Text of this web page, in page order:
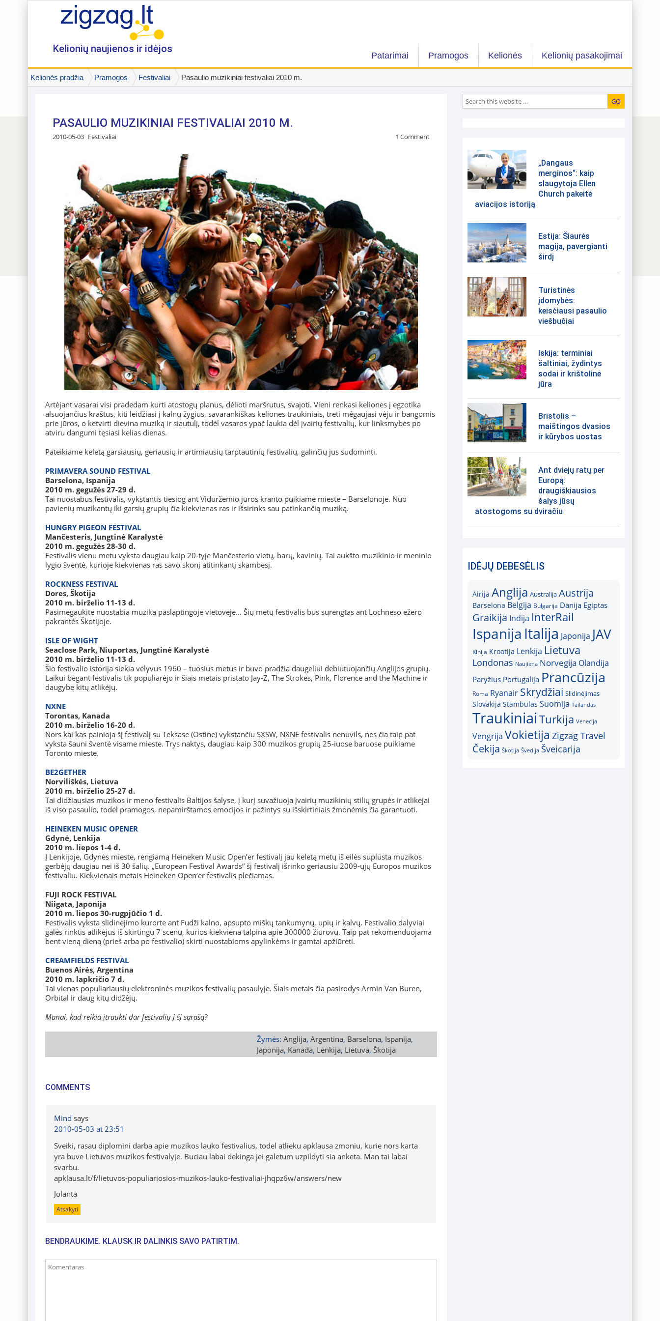
Kelionių naujienos ir idėjos
Patarimai Pramogos Kelionės Kelionių pasakojimai
Kelionės pradžia Pramogos Festivaliai Pasaulio muzikiniai festivaliai 2010 m.
PASAULIO MUZIKINIAI FESTIVALIAI 2010 M.
2010-05-03 Festivaliai 1 Comment
Artėjant vasarai visi pradedam kurti atostogų planus, dėlioti maršrutus, svajoti. Vieni renkasi keliones į egzotika
alsuojančius kraštus, kiti leidžiasi į kalnų žygius, savarankiškas keliones traukiniais, treti mėgaujasi vėju ir bangomis
prie jūros, o ketvirti dievina muziką ir siautulį, todėl vasaros ypač laukia dėl įvairių festivalių, kur linksmybės po
atviru dangumi tęsiasi kelias dienas.
Pateikiame keletą garsiausių, geriausių ir artimiausių tarptautinių festivalių, galinčių jus sudominti.
PRIMAVERA SOUND FESTIVAL
Barselona, Ispanija
2010 m. gegužės 27-29 d.
Tai nuostabus festivalis, vykstantis tiesiog ant Viduržemio jūros kranto puikiame mieste – Barselonoje. Nuo
pavienių muzikantų iki garsių grupių čia kiekvienas ras ir išsirinks sau patinkančią muziką.
HUNGRY PIGEON FESTIVAL
Mančesteris, Jungtinė Karalystė
2010 m. gegužės 28-30 d.
Festivalis vienu metu vyksta daugiau kaip 20-tyje Mančesterio vietų, barų, kavinių. Tai aukšto muzikinio ir meninio
lygio šventė, kurioje kiekvienas ras savo skonį atitinkantį skambesį.
ROCKNESS FESTIVAL
Dores, Škotija
2010 m. birželio 11-13 d.
Pasimėgaukite nuostabia muzika paslaptingoje vietovėje… Šių metų festivalis bus surengtas ant Lochneso ežero
pakrantės Škotijoje.
ISLE OF WIGHT
Seaclose Park, Niuportas, Jungtinė Karalystė
2010 m. birželio 11-13 d.
Šio festivalio istorija siekia vėlyvus 1960 – tuosius metus ir buvo pradžia daugeliui debiutuojančių Anglijos grupių.
Laikui bėgant festivalis tik populiarėjo ir šiais metais pristato Jay-Z, The Strokes, Pink, Florence and the Machine ir
daugybę kitų atlikėjų.
NXNE
Torontas, Kanada
2010 m. birželio 16-20 d.
Nors kai kas painioja šį festivalį su Teksase (Ostine) vykstančiu SXSW, NXNE festivalis nenuvils, nes čia taip pat
vyksta šauni šventė visame mieste. Trys naktys, daugiau kaip 300 muzikos grupių 25-iuose baruose puikiame
Toronto mieste.
BE2GETHER
Norviliškės, Lietuva
2010 m. birželio 25-27 d.
Tai didžiausias muzikos ir meno festivalis Baltijos šalyse, į kurį suvažiuoja įvairių muzikinių stilių grupės ir atlikėjai
iš viso pasaulio, todėl pramogos, nepamirštamos emocijos ir pažintys su išskirtiniais žmonėmis čia garantuoti.
HEINEKEN MUSIC OPENER
Gdynė, Lenkija
2010 m. liepos 1-4 d.
Į Lenkijoje, Gdynės mieste, rengiamą Heineken Music Open’er festivalį jau keletą metų iš eilės suplūsta muzikos
gerbėjų daugiau nei iš 30 šalių. „European Festival Awards“ šį festivalį išrinko geriausiu 2009-ųjų Europos muzikos
festivaliu. Kiekvienais metais Heineken Open‘er festivalis plečiamas.
FUJI ROCK FESTIVAL
Niigata, Japonija
2010 m. liepos 30-rugpjūčio 1 d.
Festivalis vyksta slidinėjimo kurorte ant Fudži kalno, apsupto miškų tankumynų, upių ir kalvų. Festivalio dalyviai
galės rinktis atlikėjus iš skirtingų 7 scenų, kurios kiekviena talpina apie 300000 žiūrovų. Taip pat rekomenduojama
bent vieną dieną (prieš arba po festivalio) skirti nuostabioms apylinkėms ir gamtai apžiūrėti.
CREAMFIELDS FESTIVAL
Buenos Airės, Argentina
2010 m. lapkričio 7 d.
Tai vienas populiariausių elektroninės muzikos festivalių pasaulyje. Šiais metais čia pasirodys Armin Van Buren,
Orbital ir daug kitų didžėjų.
Manai, kad reikia įtraukti dar festivalių į šį sąrašą?
Žymės: Anglija, Argentina, Barselona, Ispanija,
Japonija, Kanada, Lenkija, Lietuva, Škotija
COMMENTS
Mind says
2010-05-03 at 23:51
Sveiki, rasau diplomini darba apie muzikos lauko festivalius, todel atlieku apklausa zmoniu, kurie nors karta
yra buve Lietuvos muzikos festivalyje. Buciau labai dekinga jei galetum uzpildyti sia anketa. Man tai labai
svarbu.
apklausa.lt/f/lietuvos-populiariosios-muzikos-lauko-festivaliai-jhqpz6w/answers/new
Jolanta
Atsakyti
BENDRAUKIME. KLAUSK IR DALINKIS SAVO PATIRTIM.
„Dangaus
merginos“: kaip
slaugytoja Ellen
Church pakeitė
aviacijos istoriją
Estija: Šiaurės
magija, pavergianti
širdį
Turistinės
įdomybės:
keisčiausi pasaulio
viešbučiai
Iskija: terminiai
šaltiniai, žydintys
sodai ir krištolinė
jūra
Bristolis –
maištingos dvasios
ir kūrybos uostas
Ant dviejų ratų per
Europą:
draugiškiausios
šalys jūsų
atostogoms su dviračiu
IDĖJŲ DEBESĖLIS
Airija Anglija Australija Austrija
Barselona Belgija Bulgarija Danija Egiptas
Graikija Indija InterRail
Ispanija Italija Japonija JAV
Kinija Kroatija Lenkija Lietuva
Londonas Naujiena Norvegija Olandija
Paryžius Portugalija Prancūzija
Roma Ryanair Skrydžiai Slidinėjimas
Slovakija Stambulas Suomija Tailandas
TraukiniaiTurkija Venecija
Vengrija Vokietija Zigzag Travel
Čekija Škotija Švedija Šveicarija